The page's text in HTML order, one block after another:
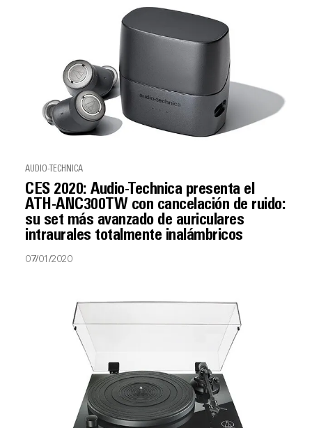
AUDIO-TECHNICA
CES 2020: Audio-Technica presenta el
ATH-ANC300TW con cancelación de ruido:
su set más avanzado de auriculares
intraurales totalmente inalámbricos
07/01/2020